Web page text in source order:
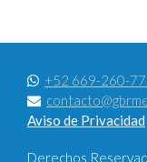
+52 669-260-
Aviso de Privacidad
Derechos